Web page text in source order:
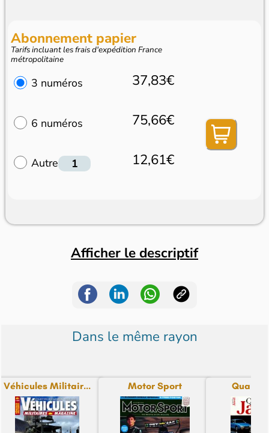
Abonnement papier
Tarifs incluant les frais d'expédition France
métropolitaine
3 numéros 37,83€
6 numéros 75,66€
Autre 12,61€
Afficher le descriptif
Dans le même rayon
Véhicules Militair... Motor Sport Quai